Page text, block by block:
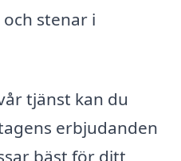
och stenar i
tjänst kan du
erbjudanden
bäst för ditt